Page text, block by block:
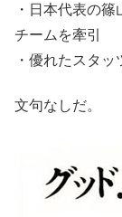
・日本代表の
チームを牽引
・優れたスタッ
文句なしだ。